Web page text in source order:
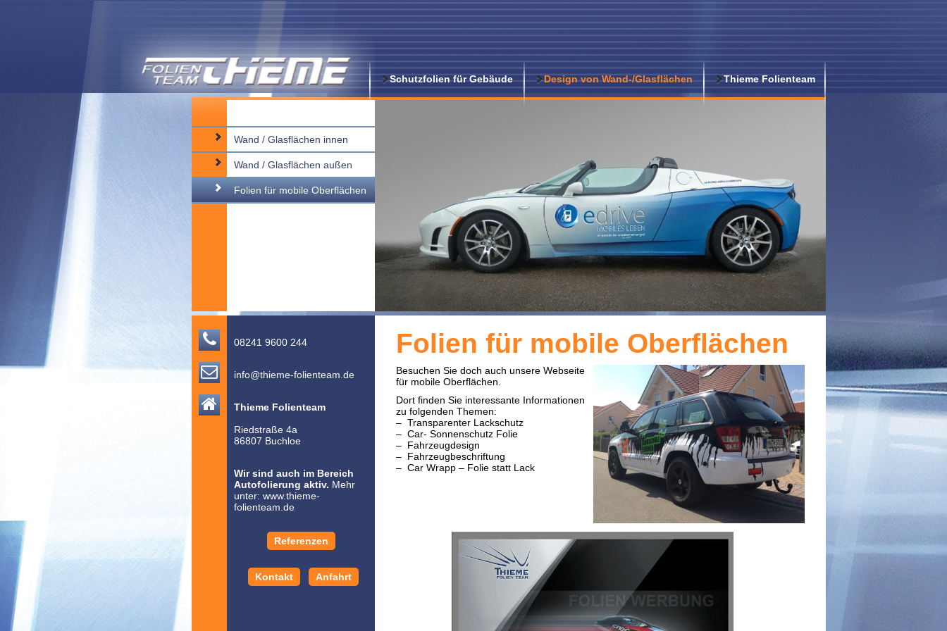
Schutzfolien für Gebäude Design von Wand-/Glasflächen Thieme Folienteam
Wand / Glasflächen innen
Wand / Glasflächen außen
Folien für mobile Oberflächen
Folien für mobile Oberflächen
Besuchen Sie doch auch unsere Webseite
für mobile Oberflächen.
Dort finden Sie interessante Informationen
zu folgenden Themen:
– Transparenter Lackschutz
– Car- Sonnenschutz Folie
– Fahrzeugdesign
– Fahrzeugbeschriftung
– Car Wrapp – Folie statt Lack
 08241 9600 244
 info@thieme-folienteam.de

Thieme Folienteam
Riedstraße 4a
86807 Buchloe
Wir sind auch im Bereich
Autofolierung aktiv. Mehr
unter: www.thieme-
folienteam.de
Referenzen
Kontakt Anfahrt